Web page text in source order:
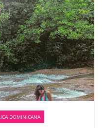
DOMINICANA